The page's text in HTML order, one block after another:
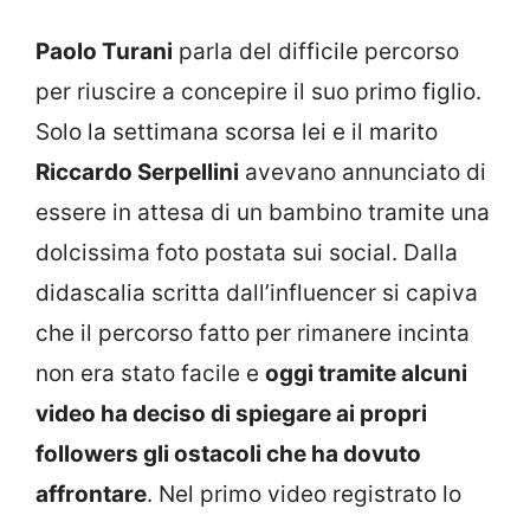
Paolo Turani parla del difficile percorso
per riuscire a concepire il suo primo figlio.
Solo la settimana scorsa lei e il marito
Riccardo Serpellini avevano annunciato di
essere in attesa di un bambino tramite una
dolcissima foto postata sui social. Dalla
didascalia scritta dall’influencer si capiva
che il percorso fatto per rimanere incinta
non era stato facile e oggi tramite alcuni
video ha deciso di spiegare ai propri
followers gli ostacoli che ha dovuto
affrontare. Nel primo video registrato lo